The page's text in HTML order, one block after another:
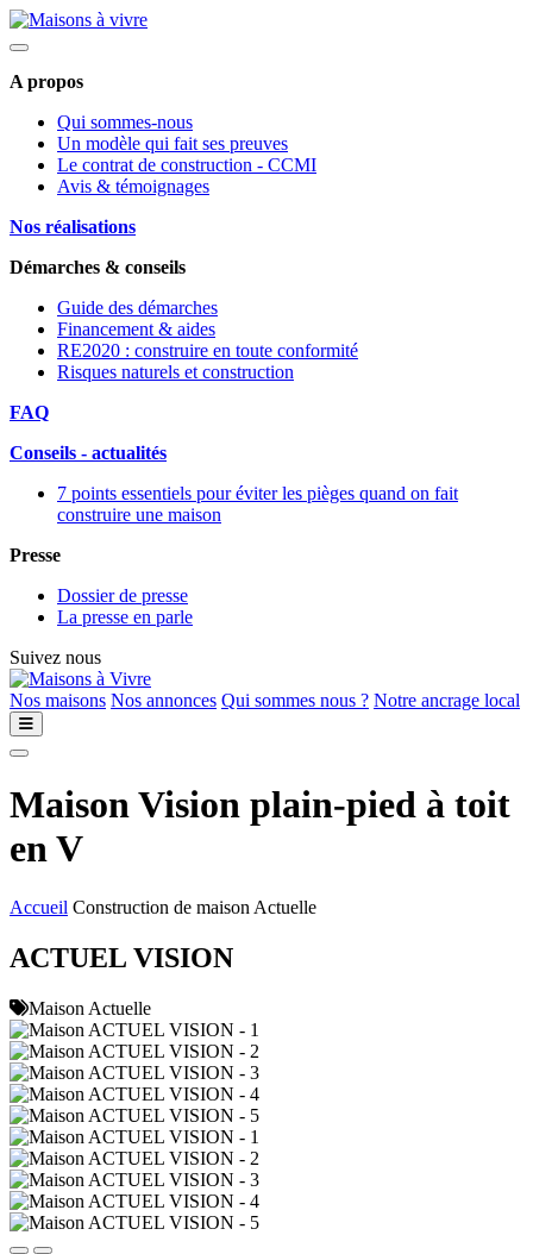
A propos
Qui sommes-nous
Un modèle qui fait ses preuves
Le contrat de construction - CCMI
Avis & témoignages
Nos réalisations
Démarches & conseils
Guide des démarches
Financement & aides
RE2020 : construire en toute conformité
Risques naturels et construction
FAQ
Conseils - actualités
7 points essentiels pour éviter les pièges quand on fait
construire une maison
Presse
Dossier de presse
La presse en parle
Suivez nous
Nos maisons Nos annonces Qui sommes nous ? Notre ancrage local
Maison Vision plain-pied à toit
en V
Accueil Construction de maison Actuelle
ACTUEL VISION
Maison Actuelle